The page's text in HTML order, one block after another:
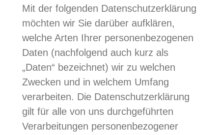
Mit der folgenden Datenschutzerklärung
möchten wir Sie darüber aufklären,
welche Arten Ihrer personenbezogenen
Daten (nachfolgend auch kurz als
„Daten“ bezeichnet) wir zu welchen
Zwecken und in welchem Umfang
verarbeiten. Die Datenschutzerklärung
gilt für alle von uns durchgeführten
Verarbeitungen personenbezogener